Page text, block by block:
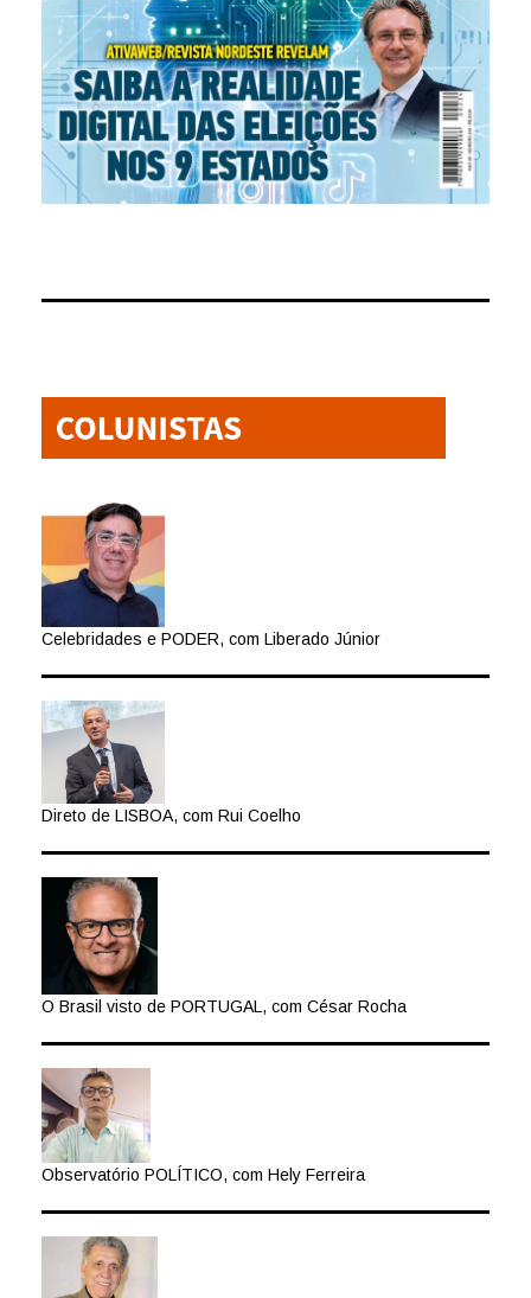
Celebridades e PODER, com Liberado Júnior
Direto de LISBOA, com Rui Coelho
O Brasil visto de PORTUGAL, com César Rocha
Observatório POLÍTICO, com Hely Ferreira